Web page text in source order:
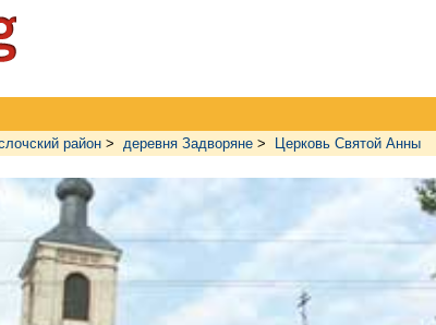
район > деревня Задворяне > Церковь Святой Анны